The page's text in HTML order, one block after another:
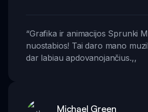
“Grafika ir animacijos Sprunki
nuostabios! Tai daro mano
dar labiau apdovanojančius.,,
Michael Green